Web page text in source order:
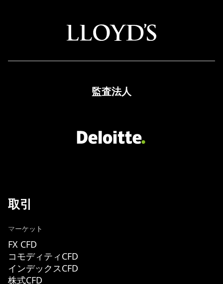
監査法人
取引
マーケット
FX CFD
コモディティCFD
インデックスCFD
株式CFD